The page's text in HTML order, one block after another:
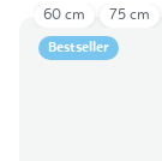
Bestseller
60 cm 75 cm